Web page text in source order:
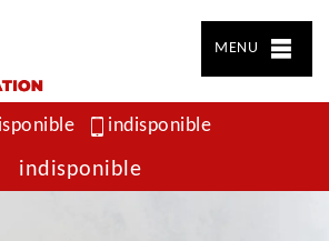
MENU
indisponible
indisponible